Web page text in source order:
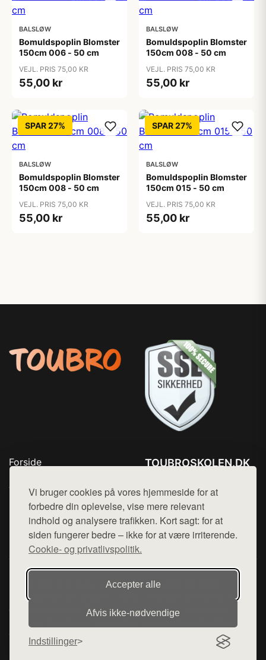
Vi bruger cookies på vores hjemmeside for at
forbedre din oplevelse, vise mere relevant
indhold og analysere trafikken. Kort sagt: for at
siden fungerer bedre – ikke for at være irriterende.
Cookie- og privatlivspolitik.
Accepter alle
Afvis ikke‑nødvendige
Indstillinger
BALSLØW
Bomuldspoplin Blomster
150cm 006 - 50 cm
VEJL. PRIS 75,00 KR
55,00 kr
BALSLØW
Bomuldspoplin Blomster
150cm 008 - 50 cm
VEJL. PRIS 75,00 KR
55,00 kr
SPAR 27%
BALSLØW
Bomuldspoplin Blomster
150cm 008 - 50 cm
VEJL. PRIS 75,00 KR
55,00 kr
SPAR 27%
BALSLØW
Bomuldspoplin Blomster
150cm 015 - 50 cm
VEJL. PRIS 75,00 KR
55,00 kr
Forside
Top Rabatter
Blog
Kontakt
TOUBROSKOLEN.DK
Mail: hej@want.dk
Cookie- og privatlivspolitik
Denne side er en del af want.dk, der udgiver en række
hjemmesider med præsentation af forskellige produkter fra
diverse webshops. Der sælges ikke varer fra denne side - vi
henviser til de shops, som sælger varen. Vi har heller ikke
varerne på lager.